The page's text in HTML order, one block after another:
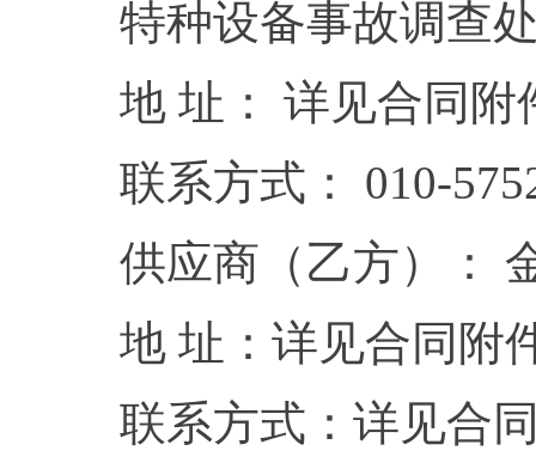
特种设备事故调查
地 址： 详见合同附
联系方式： 010-
供应商（乙方）：
地 址：详见合同附
联系方式：详见合